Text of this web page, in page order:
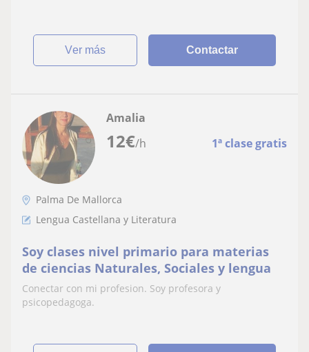
ver más Contactar
12€/h 1ª clase gratis
Amalia
Palma De Mallorca
Lengua Castellana y Literatura
Soy clases nivel primario para materias
de ciencias Naturales, Sociales y lengua
Conectar con mi profesion. Soy profesora y
psicopedagoga.